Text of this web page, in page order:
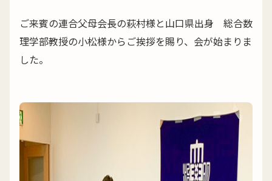
ご来賓の連合父母会長の萩村様と山口県出身 総合数
理学部教授の小松様からご挨拶を賜り、会が始まりま
した。